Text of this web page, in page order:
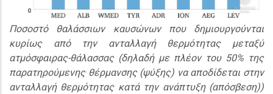
Ποσοστό θαλάσσιων καυσώνων που δημιουργούνται
κυρίως από την ανταλλαγή θερμότητας μεταξύ
ατμόσφαιρας-θάλασσας (δηλαδή με πλέον του 50% της
παρατηρούμενης θέρμανσης (ψύξης) να αποδίδεται στην
ανταλλαγή θερμότητας κατά την ανάπτυξη (απόσβεση))